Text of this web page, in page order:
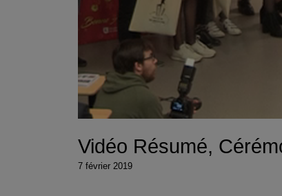
Vidéo Résumé,
7 février 2019